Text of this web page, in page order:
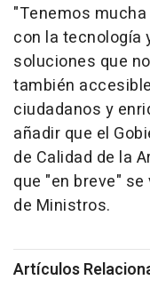
"Tenemos
con la tecnología
soluciones que
también
ciudadanos y
añadir que el
de Calidad de la
que "en breve"
de Ministros.
Artículos